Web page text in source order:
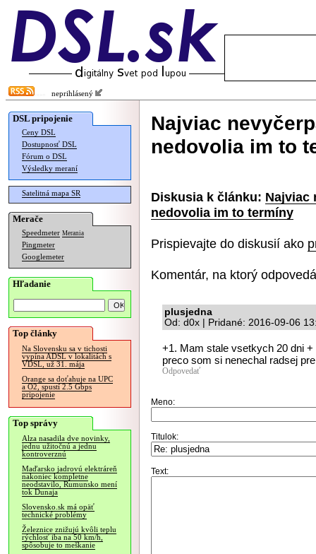
neprihlásený
DSL pripojenie
Ceny DSL
Dostupnosť DSL
Fórum o DSL
Výsledky meraní
Satelitná mapa SR
Merače
Speedmeter Merania
Pingmeter
Googlemeter
Hľadanie
Top články
Na Slovensku sa v tichosti
vypína ADSL v lokalitách s
VDSL, už 31. mája
Orange sa doťahuje na UPC
a O2, spustí 2.5 Gbps
pripojenie
Top správy
Alza nasadila dve novinky,
jednu užitočnú a jednu
kontroverznú
Maďarsko jadrovú elektráreň
nakoniec kompletne
neodstavilo, Rumunsko mení
tok Dunaja
Slovensko.sk má opäť
technické problémy
Železnice znižujú kvôli teplu
rýchlosť iba na 50 km/h,
spôsobuje to meškanie
Najviac
nedovolia im to
Diskusia k článku: Najviac
nedovolia im to termíny
Prispievajte do diskusií ako
Komentár, na ktorý
plusjedna
Od: d0x | Pridané: 2016-09-06
+1. Mam stale vsetkych 20 dni
preco som si nenechal radsej
Odpovedať
Meno:
Titulok:
Text: